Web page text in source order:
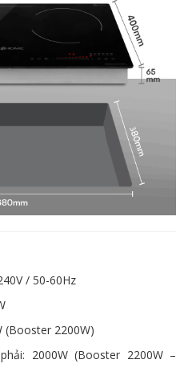
/ 50-60Hz
(Booster 2200W)
2000W (Booster 2200W –